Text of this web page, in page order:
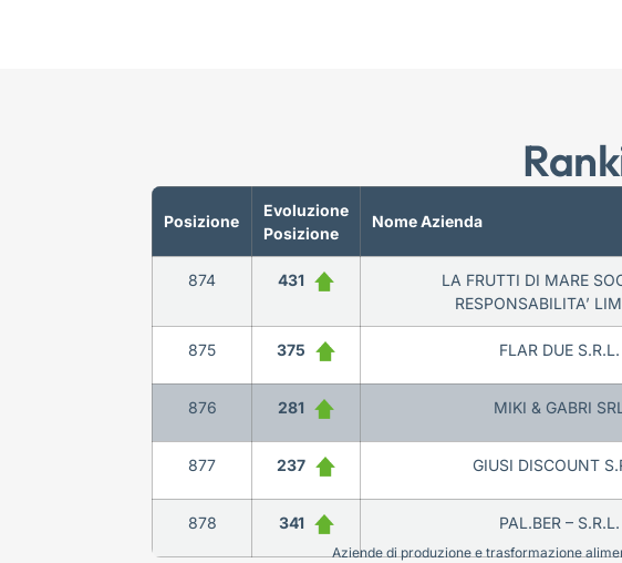
Posizione
Evoluzione
Posizione
Nome Azienda
874 431
LA FRUTTI DI MARE
RESPONSABILITA’
875 375 FLAR DUE S.R.L.
876 281 MIKI & GABRI SRL
877 237 GIUSI DISCOUNT
878 341 PAL.BER – S.R.L.
Aziende di produzione e trasformazione